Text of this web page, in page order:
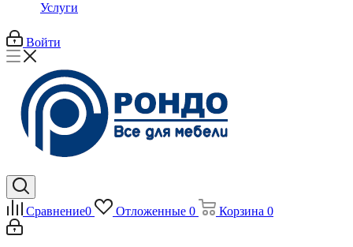
Услуги
Войти
Сравнение0 Отложенные 0 Корзина 0